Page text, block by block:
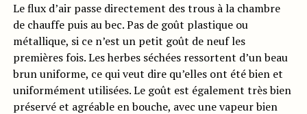
Le flux d’air passe directement des trous à la chambre
de chauffe puis au bec. Pas de goût plastique ou
métallique, si ce n’est un petit goût de neuf les
premières fois. Les herbes séchées ressortent d’un beau
brun uniforme, ce qui veut dire qu’elles ont été bien et
uniformément utilisées. Le goût est également très bien
préservé et agréable en bouche, avec une vapeur bien